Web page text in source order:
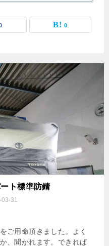
0
ト標準防錆
31
ご用命頂きました。よく
、聞かれます。できれば